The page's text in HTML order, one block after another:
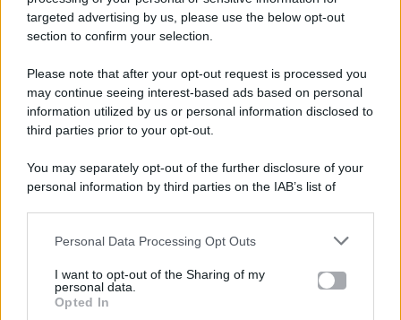
targeted advertising by us, please use the below opt-out
section to confirm your selection.
Please note that after your opt-out request is processed you
may continue seeing interest-based ads based on personal
information utilized by us or personal information disclosed to
third parties prior to your opt-out.
You may separately opt-out of the further disclosure of your
personal information by third parties on the IAB’s list of
This information may also be disclosed by us to third parties
disclose it to other third parties.
Please note that this website/app uses one or more Google
Personal Data Processing Opt Outs
I want to opt-out of the Sharing of my
personal data.
Opted In
Gossip e TV è un sito di MASTE S.r.l.
viale Luigi Majno n. 21 - 20129 Milano (MI)
P.Iva 10909580960
Categorie
Gossip
Televisione